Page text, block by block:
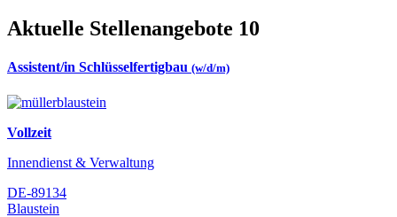
Aktuelle Stellenangebote 10
Assistent/in Schlüsselfertigbau (w/d/m)
Vollzeit
Innendienst & Verwaltung
DE-89134
Blaustein